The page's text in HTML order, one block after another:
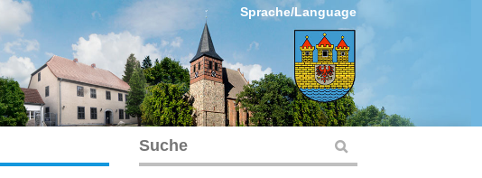
Sprache/Language